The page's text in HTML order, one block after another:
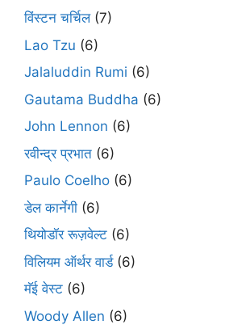
विंस्टन चर्चिल(7)
Lao Tzu (6)
Jalaluddin Rumi (6)
Gautama Buddha (6)
John Lennon (6)
रवीन्द्र प्रभात (6)
Paulo Coelho (6)
डेल कार्नेगी (6)
थियोडॉर रूज़वेल्ट (6)
विलियम ऑर्थर वार्ड(6)
मॅई वेस्ट (6)
Woody Allen (6)